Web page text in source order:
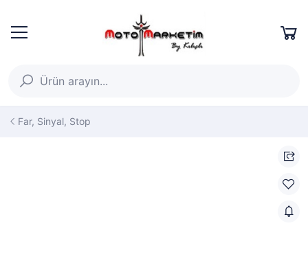
Far, Sinyal, Stop